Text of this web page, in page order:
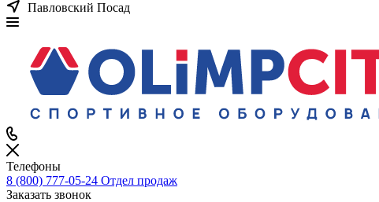
Павловский Посад
Телефоны
8 (800) 777-05-24 Отдел продаж
Заказать звонок